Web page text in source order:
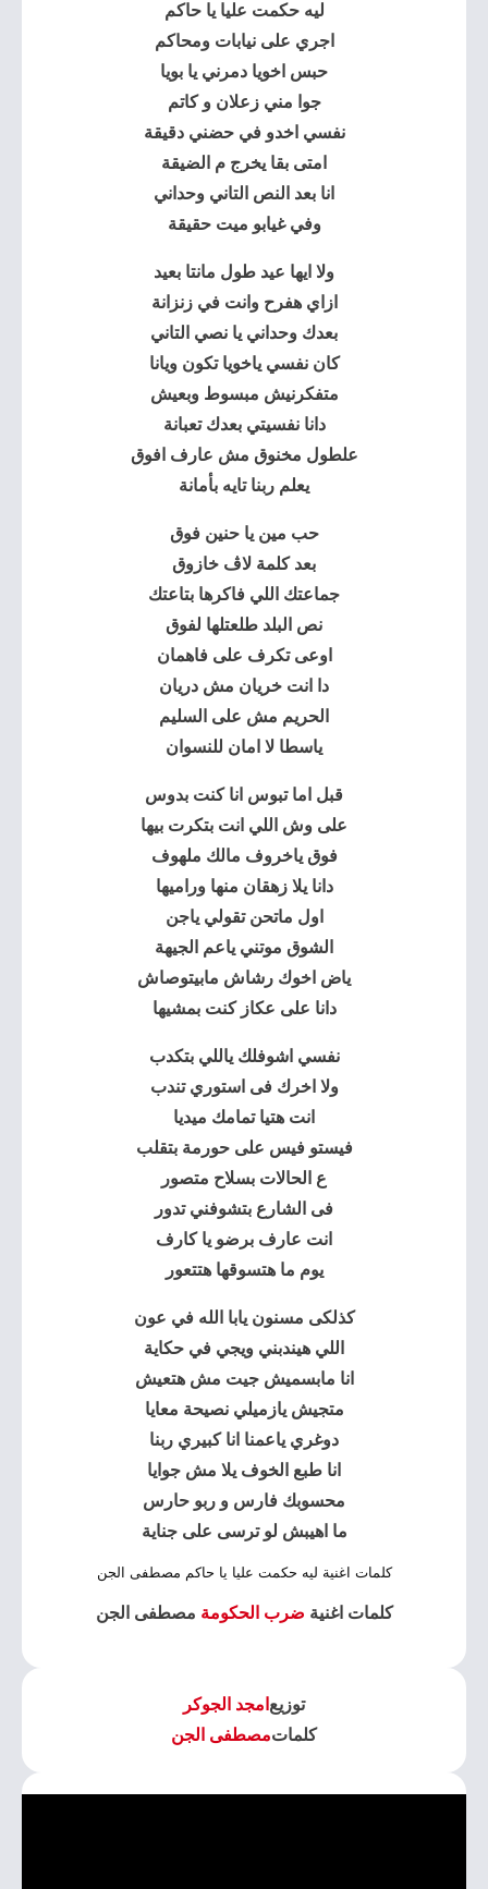
ليه حكمت عليا يا حاكم
اجري على نيابات ومحاكم
حبس اخويا دمرني يا بويا
جوا مني زعلان و كاتم
نفسي اخدو في حضني دقيقة
امتى بقا يخرج م الضيقة
انا بعد النص التاني وحداني
وفي غيابو ميت حقيقة
ولا ايها عيد طول مانتا بعيد
ازاي هفرح وانت في زنزانة
بعدك وحداني يا نصي التاني
كان نفسي ياخويا تكون ويانا
متفكرنيش مبسوط وبعيش
دانا نفسيتي بعدك تعبانة
علطول مخنوق مش عارف افوق
يعلم ربنا تايه بأمانة
حب مين يا حنين فوق
بعد كلمة لاڤ خازوق
جماعتك اللي فاكرها بتاعتك
نص البلد طلعتلها لفوق
اوعى تكرف على فاهمان
دا انت خريان مش دريان
الحريم مش على السليم
ياسطا لا امان للنسوان
قبل اما تبوس انا كنت بدوس
على وش اللي انت بتكرت بيها
فوق ياخروف مالك ملهوف
دانا يلا زهقان منها وراميها
اول ماتحن تقولي ياجن
الشوق موتني ياعم الجيهة
ياض اخوك رشاش مابيتوصاش
دانا على عكاز كنت بمشيها
نفسي اشوفلك ياللي بتكدب
ولا اخرك فى استوري تندب
انت هتيا تمامك ميديا
فيستو فيس على حورمة بتقلب
ع الحالات بسلاح متصور
فى الشارع بتشوفني تدور
انت عارف برضو يا كارف
يوم ما هتسوقها هتتعور
كذلكى مسنون يابا الله في عون
اللي هيندبني ويجي في حكاية
انا مابسميش جيت مش هتعيش
متجيش يازميلي نصيحة معايا
دوغري ياعمنا انا كبيري ربنا
انا طبع الخوف يلا مش جوايا
محسوبك فارس و ربو حارس
ما اهيبش لو ترسى على جناية
كلمات اغنية ليه حكمت عليا يا حاكم مصطفى الجن
كلمات اغنية ضرب الحكومة مصطفى الجن
توزيع امجد الجوكر
كلماتمصطفى الجن